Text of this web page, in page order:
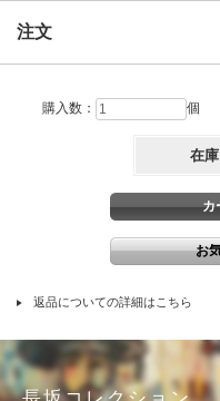
注文
購入数： 個
在庫
返品についての詳細はこちら